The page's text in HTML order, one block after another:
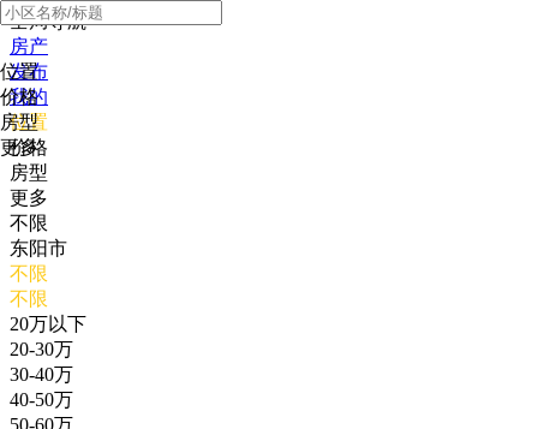
全局导航
房产
发布
我的
位置
价格
房型
更多
位置
价格
房型
更多
不限
东阳市
不限
不限
20万以下
20-30万
30-40万
40-50万
50-60万